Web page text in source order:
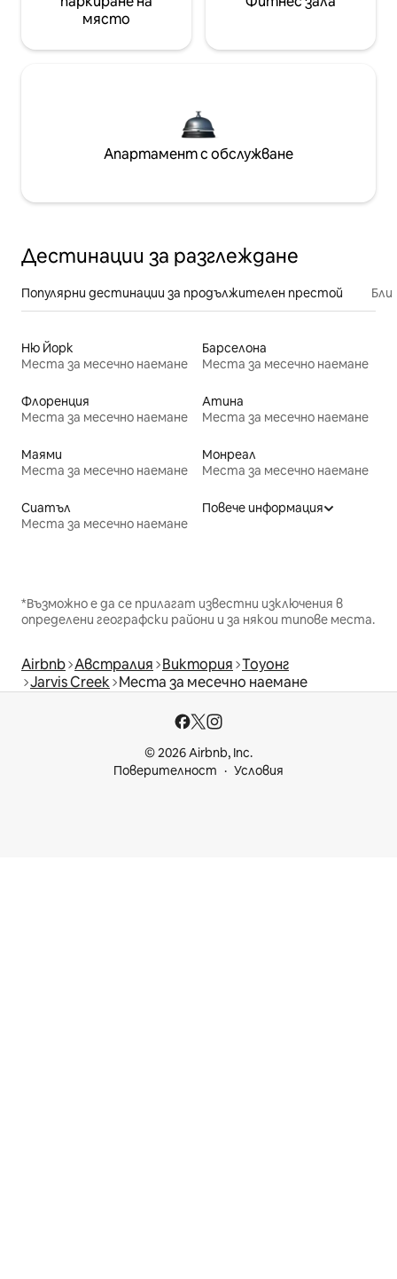
място
Апартамент с обслужване
Дестинации за разглеждане
Популярни дестинации за продължителен престой
Ню Йорк
Места за месечно наемане
Барселона
Места за месечно наемане
Флоренция
Места за месечно наемане
Атина
Места за месечно наемане
Маями
Места за месечно наемане
Монреал
Места за месечно наемане
Сиатъл
Места за месечно наемане
Повече информация
*Възможно е да се прилагат известни изключения в
определени географски райони и за някои типове места.
Airbnb Австралия Виктория Тоуонг
Jarvis Creek Места за месечно наемане
© 2026 Airbnb, Inc.
Поверителност
Условия